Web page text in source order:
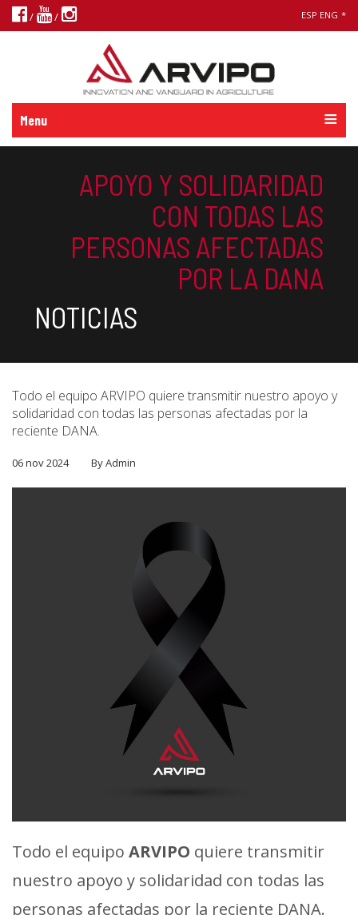
/ / ESP ENG *
Menu
APOYO Y SOLIDARIDAD
CON TODAS LAS
PERSONAS AFECTADAS
POR LA DANA
NOTICIAS
Todo el equipo ARVIPO quiere transmitir nuestro apoyo y
solidaridad con todas las personas afectadas por la
reciente DANA.
06 nov 2024 By Admin
Todo el equipo ARVIPO quiere transmitir
nuestro apoyo y solidaridad con todas las
personas afectadas por la reciente DANA.